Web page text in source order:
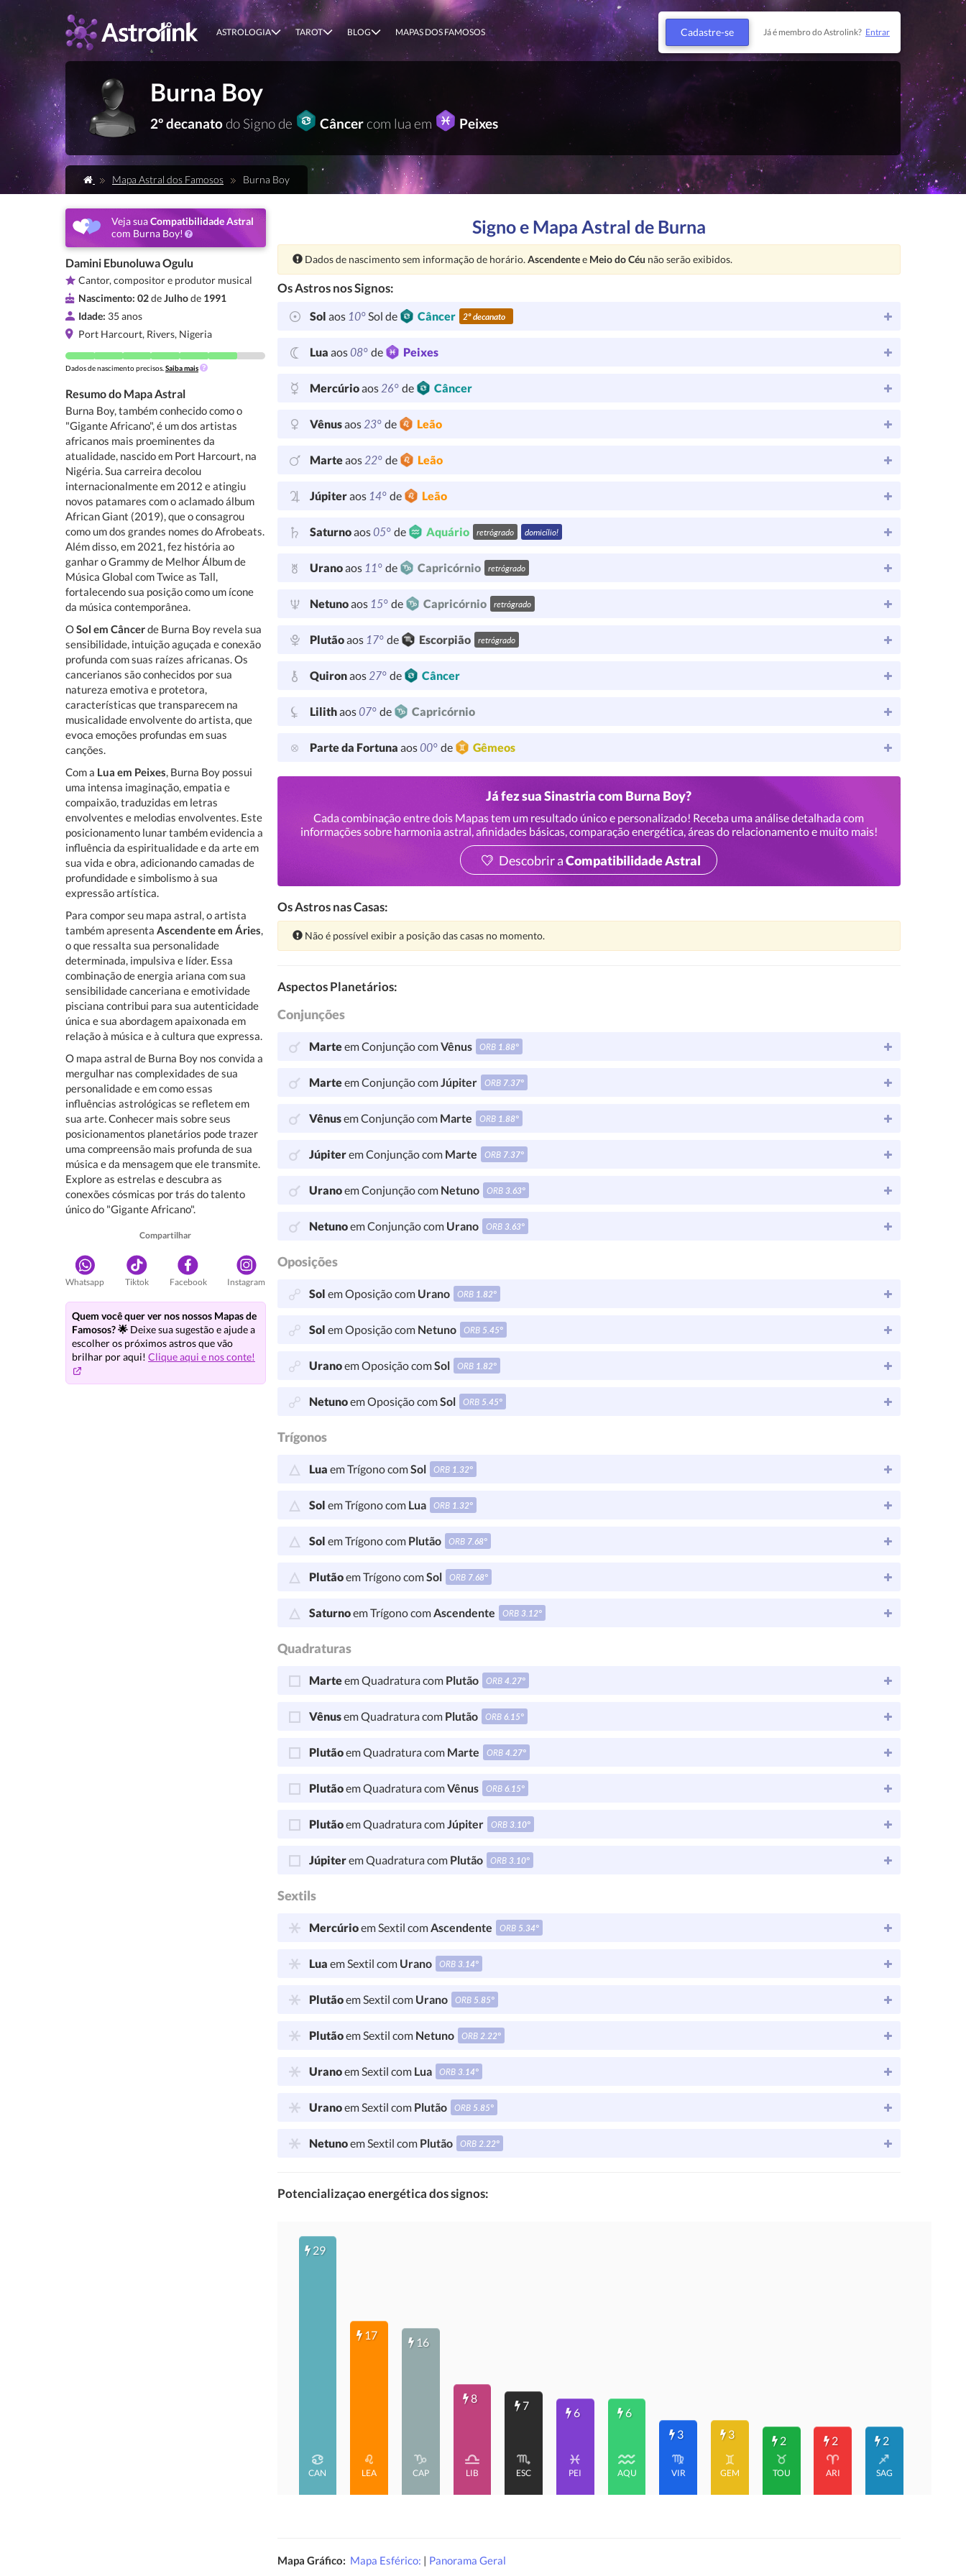
ASTROLOGIA TAROT BLOG MAPAS DOS FAMOSOS Cadastre-se Já é membro do Astrolink? Entrar
Burna Boy
2º decanatodo Signo de Câncercom lua em Peixes
Mapa Astral dos Famosos Burna Boy
Veja suaCompatibilidade Astral
com Burna Boy!
Damini Ebunoluwa Ogulu
Cantor, compositor e produtor musical
Nascimento: 02deJulhode 1991
Idade: 35 anos
Port Harcourt, Rivers, Nigeria
Dados de nascimento precisos. Saiba mais
Resumo do Mapa Astral
Burna Boy, também conhecido como o
"Gigante Africano", é um dos artistas
africanos mais proeminentes da
atualidade, nascido em Port Harcourt, na
Nigéria. Sua carreira decolou
internacionalmente em 2012 e atingiu
novos patamares com o aclamado álbum
African Giant (2019), que o consagrou
como um dos grandes nomes do Afrobeats.
Além disso, em 2021, fez história ao
ganhar o Grammy de Melhor Álbum de
Música Global com Twice as Tall,
fortalecendo sua posição como um ícone
da música contemporânea.
OSol em Câncerde Burna Boy revela sua
sensibilidade, intuição aguçada e conexão
profunda com suas raízes africanas. Os
cancerianos são conhecidos por sua
natureza emotiva e protetora,
características que transparecem na
musicalidade envolvente do artista, que
evoca emoções profundas em suas
canções.
Com a Lua em Peixes, Burna Boy possui
uma intensa imaginação, empatia e
compaixão, traduzidas em letras
envolventes e melodias envolventes. Este
posicionamento lunar também evidencia a
influência da espiritualidade e da arte em
sua vida e obra, adicionando camadas de
profundidade e simbolismo à sua
expressão artística.
Para compor seu mapa astral, o artista
também apresenta Ascendente em Áries,
o que ressalta sua personalidade
determinada, impulsiva e líder. Essa
combinação de energia ariana com sua
sensibilidade canceriana e emotividade
pisciana contribui para sua autenticidade
única e sua abordagem apaixonada em
relação à música e à cultura que expressa.
O mapa astral de Burna Boy nos convida a
mergulhar nas complexidades de sua
personalidade e em como essas
influências astrológicas se refletem em
sua arte. Conhecer mais sobre seus
posicionamentos planetários pode trazer
uma compreensão mais profunda de sua
música e da mensagem que ele transmite.
Explore as estrelas e descubra as
conexões cósmicas por trás do talento
único do "Gigante Africano".
Compartilhar
Whatsapp Tiktok Facebook Instagram
Quem você quer ver nos nossos Mapas de
Famosos? 🌟 Deixe sua sugestão e ajude a
escolher os próximos astros que vão
brilhar por aqui! Clique aqui e nos conte!
Signo e Mapa Astral de Burna
Atenção:
Dados de nascimento sem informação de horário. Ascendentee Meio do Céu não serão exibidos.
Os Astros nos Signos:
Sol aos 10°Sol de Câncer 2º decanato
Lua aos08° de Peixes
Mercúrioaos26° de Câncer
Vênusaos23° de Leão
Marteaos22° de Leão
Júpiteraos 14° de Leão
Saturnoaos05° de Aquário retrógrado domicílio!
Uranoaos 11° de Capricórnio retrógrado
Netunoaos 15° de Capricórnio retrógrado
Plutãoaos 17° de Escorpião retrógrado
Quironaos27° de Câncer
Lilithaos07° de Capricórnio
Parte da Fortuna aos00° de Gêmeos
Já fez sua Sinastria com Burna Boy?
Cada combinação entre dois Mapas tem um resultado único e personalizado! Receba uma análise detalhada com
informações sobre harmonia astral, afinidades básicas, comparação energética, áreas do relacionamento e muito mais!
Descobrir aCompatibilidade Astral
Os Astros nas Casas:
Atenção:
Não é possível exibir a posição das casas no momento.
Aspectos Planetários:
Conjunções
Marteem Conjunção comVênus ORB 1.88°
Marteem Conjunção comJúpiter ORB 7.37°
Vênusem Conjunção com Marte ORB 1.88°
Júpiterem Conjunção com Marte ORB 7.37°
Uranoem Conjunção com Netuno ORB3.63°
Netunoem Conjunção com Urano ORB3.63°
Oposições
Sol em Oposição com Urano ORB 1.82°
Sol em Oposição com Netuno ORB 5.45°
Uranoem Oposição comSol ORB 1.82°
Netunoem Oposição comSol ORB 5.45°
Trígonos
Lua em Trígono comSol ORB 1.32°
Sol em Trígono com Lua ORB 1.32°
Sol em Trígono com Plutão ORB 7.68°
Plutãoem Trígono comSol ORB 7.68°
Saturnoem Trígono comAscendente ORB3.12°
Quadraturas
Marteem Quadratura com Plutão ORB4.27°
Vênusem Quadratura com Plutão ORB6.15°
Plutãoem Quadratura com Marte ORB4.27°
Plutãoem Quadratura comVênus ORB6.15°
Plutãoem Quadratura comJúpiter ORB3.10°
Júpiterem Quadratura com Plutão ORB3.10°
Sextils
Mercúrioem Sextil comAscendente ORB 5.34°
Lua em Sextil com Urano ORB3.14°
Plutãoem Sextil com Urano ORB 5.85°
Plutãoem Sextil com Netuno ORB2.22°
Uranoem Sextil com Lua ORB3.14°
Uranoem Sextil com Plutão ORB 5.85°
Netunoem Sextil com Plutão ORB2.22°
Potencializaçao energética dos signos:
29
CAN
17
LEA
16
CAP
8
LIB
7
ESC
6
PEI
6
AQU
3
VIR
3
GEM
2
TOU
2
ARI
2
SAG
Mapa Gráfico: Mapa Esférico: | Panorama Geral